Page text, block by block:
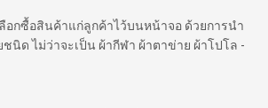
อกซื้อสินค้าแก่ลูกค้าไว้บนหน้าจอ ด้วยการนำ
นิด ไม่ว่าจะเป็น ผ้ากีฬา ผ้าตาข่าย ผ้าโปโล -